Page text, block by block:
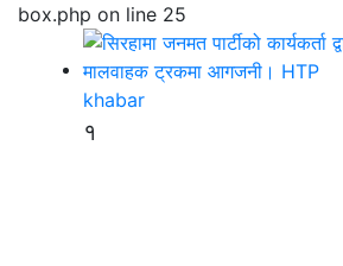
box.php on line 25
१